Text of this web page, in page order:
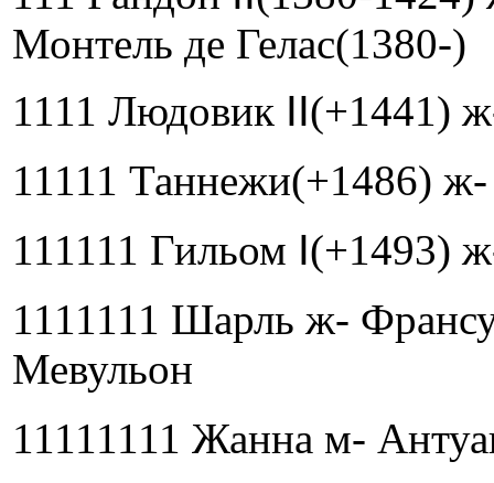
Монтель де Гелас(1380-)
1111 Людовик II(+1441)
11111 Таннежи(+1486)
111111 Гильом I(+1493)
1111111 Шарль ж-
Мевульон
11111111 Жанна м-